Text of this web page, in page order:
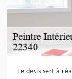
Le devis sert à